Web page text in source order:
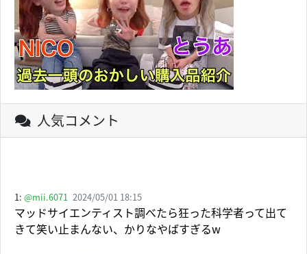
人気コメント
1: @mii.6071 2024/05/01 18:15
マッドサイエンティスト調べたら狂った科学者って出て
きて笑い止まんない、かりなやばすぎるw